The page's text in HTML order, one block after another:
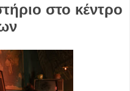
στο κέντρο